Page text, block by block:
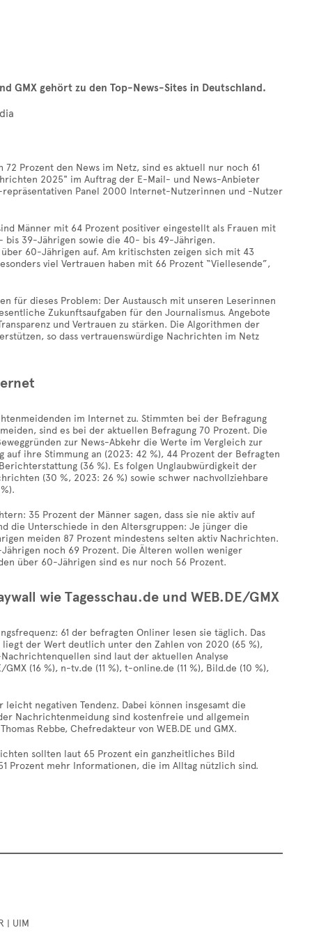
GMX gehört zu den Top-News-Sites in Deutschland.
Prozent den News im Netz, sind es aktuell nur noch 61
2025" im Auftrag der E-Mail- und News-Anbieter
repräsentativen Panel 2000 Internet-Nutzerinnen und -Nutzer
Männer mit 64 Prozent positiver eingestellt als Frauen mit
39-Jährigen sowie die 40- bis 49-Jährigen.
60-Jährigen auf. Am kritischsten zeigen sich mit 43
viel Vertrauen haben mit 66 Prozent “Viellesende”,
für dieses Problem: Der Austausch mit unseren Leserinnen
Zukunftsaufgaben für den Journalismus. Angebote
und Vertrauen zu stärken. Die Algorithmen der
so dass vertrauenswürdige Nachrichten im Netz
im Internet zu. Stimmten bei der Befragung
sind es bei der aktuellen Befragung 70 Prozent. Die
zur News-Abkehr die Werte im Vergleich zur
ihre Stimmung an (2023: 42 %), 44 Prozent der Befragten
(36 %). Es folgen Unglaubwürdigkeit der
(30 %, 2023: 26 %) sowie schwer nachvollziehbare
35 Prozent der Männer sagen, dass sie nie aktiv auf
die Unterschiede in den Altersgruppen: Je jünger die
meiden 87 Prozent mindestens selten aktiv Nachrichten.
noch 69 Prozent. Die Älteren wollen weniger
über 60-Jährigen sind es nur noch 56 Prozent.
wie Tagesschau.de und WEB.DE/GMX
61 der befragten Onliner lesen sie täglich. Das
der Wert deutlich unter den Zahlen von 2020 (65 %),
sind laut der aktuellen Analyse
(16 %), n-tv.de (11 %), t-online.de (11 %), Bild.de (10 %),
negativen Tendenz. Dabei können insgesamt die
Nachrichtenmeidung sind kostenfreie und allgemein
Rebbe, Chefredakteur von WEB.DE und GMX.
sollten laut 65 Prozent ein ganzheitliches Bild
Prozent mehr Informationen, die im Alltag nützlich sind.
| UIM